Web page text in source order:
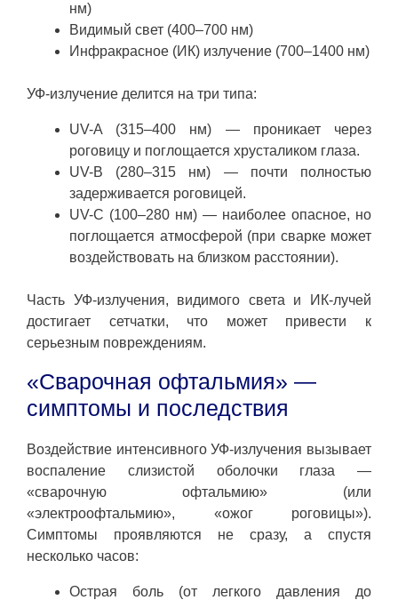
нм)
Видимый свет (400–700 нм)
Инфракрасное (ИК) излучение (700–1400 нм)
УФ-излучение делится на три типа:
UV-A (315–400 нм) — проникает через
роговицу и поглощается хрусталиком глаза.
UV-B (280–315 нм) — почти полностью
задерживается роговицей.
UV-C (100–280 нм) — наиболее опасное, но
поглощается атмосферой (при сварке может
воздействовать на близком расстоянии).
Часть УФ-излучения, видимого света и ИК-лучей
достигает сетчатки, что может привести к
серьезным повреждениям.
«Сварочная офтальмия» —
симптомы и последствия
Воздействие интенсивного УФ-излучения вызывает
воспаление слизистой оболочки глаза —
«сварочную офтальмию» (или
«электроофтальмию», «ожог роговицы»).
Симптомы проявляются не сразу, а спустя
несколько часов:
Острая боль (от легкого давления до